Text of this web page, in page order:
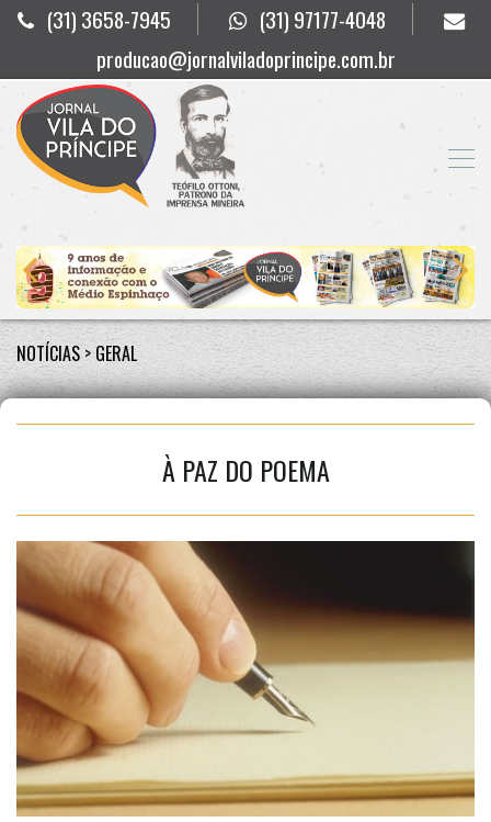
(31) 3658-7945
(31) 97177-4048
producao@jornalviladoprincipe.com.br
NOTÍCIAS > GERAL
À PAZ DO POEMA